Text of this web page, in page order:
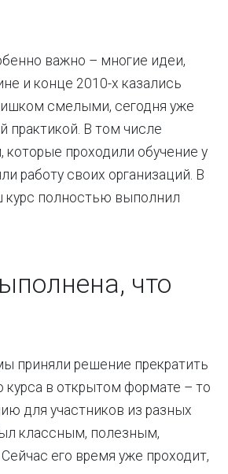
важно – многие идеи,
и конце 2010-х казались
смелыми, сегодня уже
практикой. В том числе
которые проходили обучение у
работу своих организаций. В
полностью выполнил
что
приняли решение прекратить
курса в открытом формате – то
для участников из разных
классным, полезным,
его время уже проходит,